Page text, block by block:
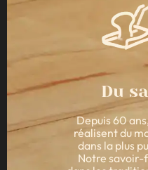
Du
Depuis 60
réalisent du
dans la plus
Notre savoir-